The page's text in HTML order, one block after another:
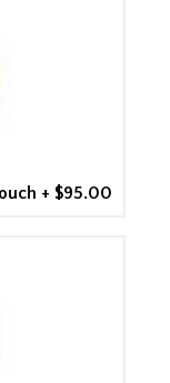
+ $95.00